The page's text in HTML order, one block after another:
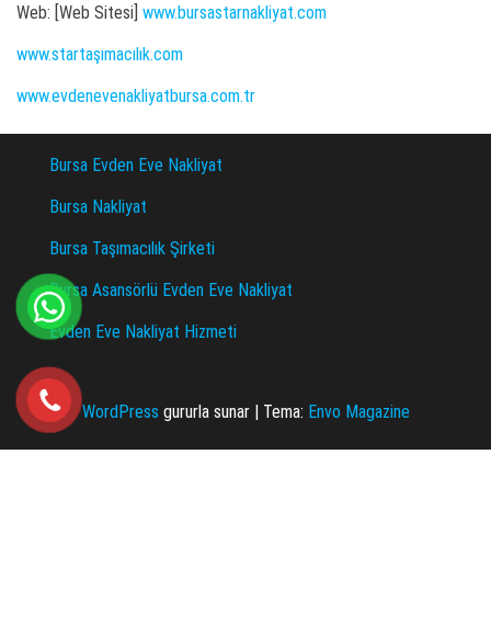
Web: [Web Sitesi] www.bursastarnakliyat.com
www.startaşımacılık.com
www.evdenevenakliyatbursa.com.tr
Bursa Evden Eve Nakliyat
Bursa Nakliyat
Bursa Taşımacılık Şirketi
Bursa Asansörlü Evden Eve Nakliyat
Evden Eve Nakliyat Hizmeti
WordPress gururla sunar | Tema: Envo Magazine